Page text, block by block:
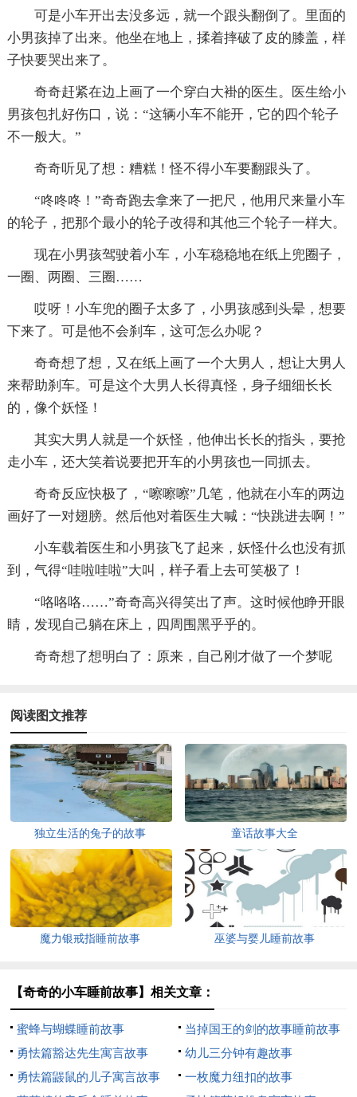
可是小车开出去没多远，就一个跟头翻倒了。里面的
小男孩掉了出来。他坐在地上，揉着摔破了皮的膝盖，样
子快要哭出来了。
奇奇赶紧在边上画了一个穿白大褂的医生。医生给小
男孩包扎好伤口，说：“这辆小车不能开，它的四个轮子
不一般大。”
奇奇听见了想：糟糕！怪不得小车要翻跟头了。
“咚咚咚！”奇奇跑去拿来了一把尺，他用尺来量小车
的轮子，把那个最小的轮子改得和其他三个轮子一样大。
现在小男孩驾驶着小车，小车稳稳地在纸上兜圈子，
一圈、两圈、三圈……
哎呀！小车兜的圈子太多了，小男孩感到头晕，想要
下来了。可是他不会刹车，这可怎么办呢？
奇奇想了想，又在纸上画了一个大男人，想让大男人
来帮助刹车。可是这个大男人长得真怪，身子细细长长
的，像个妖怪！
其实大男人就是一个妖怪，他伸出长长的指头，要抢
走小车，还大笑着说要把开车的小男孩也一同抓去。
奇奇反应快极了，“嚓嚓嚓”几笔，他就在小车的两边
画好了一对翅膀。然后他对着医生大喊：“快跳进去啊！”
小车载着医生和小男孩飞了起来，妖怪什么也没有抓
到，气得“哇啦哇啦”大叫，样子看上去可笑极了！
“咯咯咯……”奇奇高兴得笑出了声。这时候他睁开眼
睛，发现自己躺在床上，四周围黑乎乎的。
奇奇想了想明白了：原来，自己刚才做了一个梦呢
阅读图文推荐
独立生活的兔子的故事 童话故事大全
魔力银戒指睡前故事 巫婆与婴儿睡前故事
【奇奇的小车睡前故事】相关文章：
蜜蜂与蝴蝶睡前故事
当掉国王的剑的故事睡前故事
勇怯篇豁达先生寓言故事
幼儿三分钟有趣故事
勇怯篇鼹鼠的儿子寓言故事
一枚魔力纽扣的故事